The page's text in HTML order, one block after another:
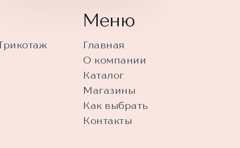
Меню
Главная
О компании
Каталог
Магазины
Как выбрать
Контакты